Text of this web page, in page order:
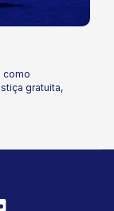
como
gratuita,